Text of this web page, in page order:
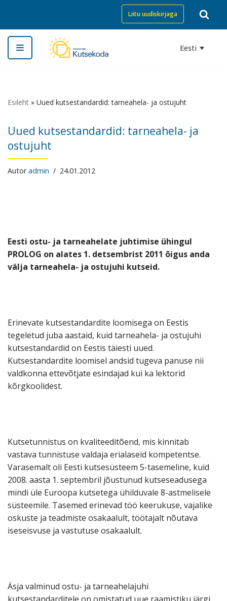
Skip
to
content
Liitu uudiskirjaga
Eesti
Esileht » Uued kutsestandardid: tarneahela- ja ostujuht
Uued kutsestandardid: tarneahela- ja
ostujuht
Autoradmin 24.01.2012
Eesti ostu- ja tarneahelate juhtimise ühingul
PROLOG on alates 1. detsembrist 2011 õigus anda
välja tarneahela- ja ostujuhi kutseid.
Erinevate kutsestandardite loomisega on Eestis
tegeletud juba aastaid, kuid tarneahela- ja ostujuhi
kutsestandardid on Eestis täiesti uued.
Kutsestandardite loomisel andsid tugeva panuse nii
valdkonna ettevõtjate esindajad kui ka lektorid
kõrgkoolidest.
Kutsetunnistus on kvaliteeditõend, mis kinnitab
vastava tunnistuse valdaja erialaseid kompetentse.
Varasemalt oli Eesti kutsesüsteem 5-tasemeline, kuid
2008. aasta 1. septembril jõustunud kutseseadusega
mindi üle Euroopa kutsetega ühilduvale 8-astmelisele
süsteemile. Tasemed erinevad töö keerukuse, vajalike
oskuste ja teadmiste osakaalult, töötajalt nõutava
iseseisvuse ja vastutuse osakaalult.
Äsja valminud ostu- ja tarneahelajuhi